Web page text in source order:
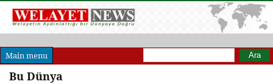
Main menu Arama formu
Ara
Bu Dünya